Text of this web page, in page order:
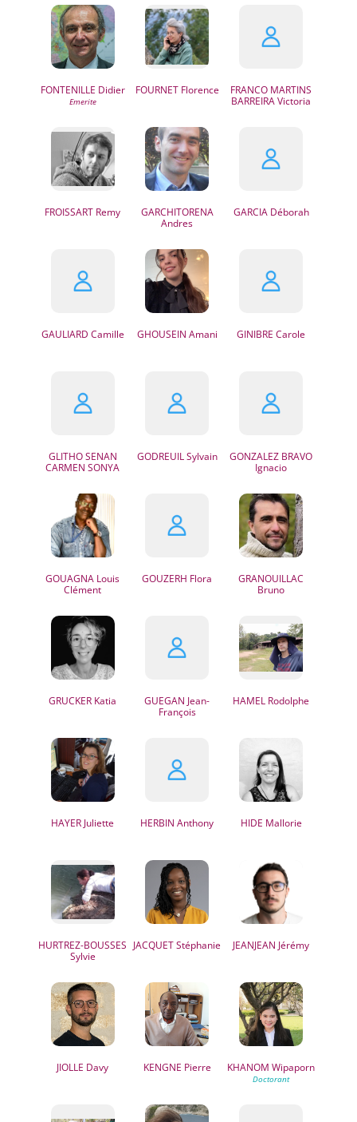
FONTENILLE Didier FOURNETFlorence
FRANCO MARTINS
BARREIRAVictoria
FROISSART Remy
GARCHITORENA
Andres
GARCIADéborah
GAULIARD Camille GHOUSEIN Amani GINIBRE Carole
GLITHOSENAN
CARMEN SONYA
GODREUILSylvain
GONZALEZ BRAVO
Ignacio
GOUAGNA Louis
Clément
GOUZERH Flora
GRANOUILLAC
Bruno
GRUCKER Katia GUEGAN Jean-
François
HAMEL Rodolphe
HAYER Juliette HERBIN Anthony HIDE Mallorie
HURTREZ-BOUSSES
Sylvie
JACQUETStéphanie JEANJEAN Jérémy
JIOLLE Davy KENGNE Pierre KHANOM Wipaporn